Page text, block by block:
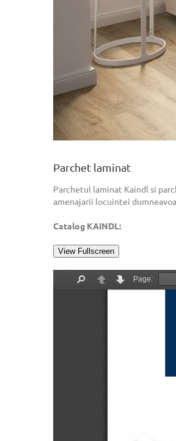
Parchet laminat
Parchetul laminat Kaindl si
amenajarii locuintei
Catalog KAINDL:
View Fullscreen